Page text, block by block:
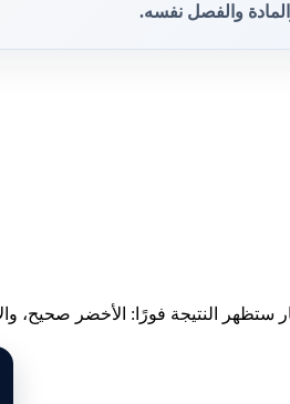
والفصل نفسه.
ستظهر النتيجة فورًا: الأخضر صحيح،